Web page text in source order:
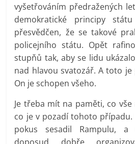
vyšetřováním předražených
demokratické principy
přesvědčen, že se takové
policejního státu. Opět
stupňů tak, aby se lidu
nad hlavou svatozář. A toto je
On je schopen všeho.
Je třeba mít na paměti, co
co je v pozadí tohoto
pokus sesadil Rampulu,